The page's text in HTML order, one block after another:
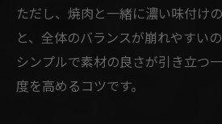
ただし、焼肉と一緒に濃い味付け
と、全体のバランスが崩れやすい
シンプルで素材の良さが引き立つ
度を高めるコツです。